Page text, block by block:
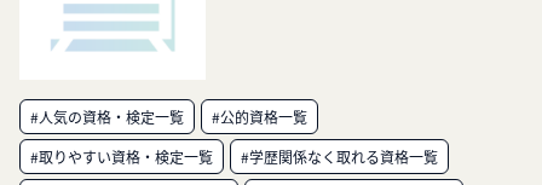
#人気の資格・検定一覧
#公的資格一覧
#取りやすい資格・検定一覧
#学歴関係なく取れる資格一覧